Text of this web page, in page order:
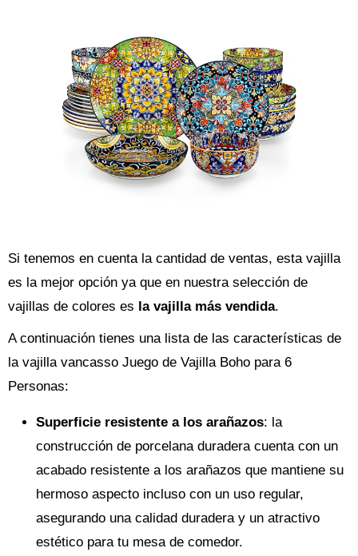
Si tenemos en cuenta la cantidad de ventas, esta vajilla
es la mejor opción ya que en nuestra selección de
vajillas de colores es la vajilla más vendida.
A continuación tienes una lista de las características de
la vajilla vancasso Juego de Vajilla Boho para 6
Personas:
Superficie resistente a los arañazos: la
construcción de porcelana duradera cuenta con un
acabado resistente a los arañazos que mantiene su
hermoso aspecto incluso con un uso regular,
asegurando una calidad duradera y un atractivo
estético para tu mesa de comedor.